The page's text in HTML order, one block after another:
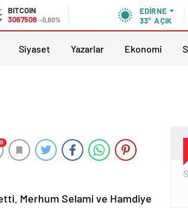
BITCOIN
3067508 -0,60%
EDIRNE
33° AÇIK
Siyaset Yazarlar Ekonomi
0
Merhum Selami ve Hamdiye